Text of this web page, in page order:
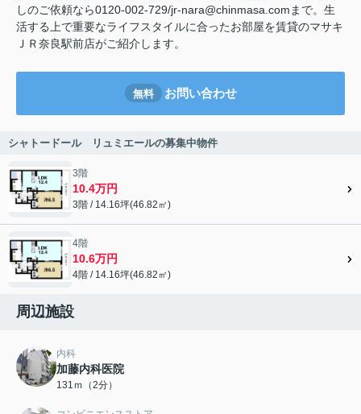
しのご依頼なら0120-002-729/jr-nara@chinmasa.comまで。生
活する上で重要なライフスタイルに合ったお部屋を賃貸のマサキ
ＪＲ奈良駅前店がご紹介します。
無料 お問い合わせ
シャトードール リュミエールの募集中物件
3階
10.4万円
3階 / 14.16坪(46.82㎡)
4階
10.6万円
4階 / 14.16坪(46.82㎡)
周辺施設
内科
加藤内科医院
131ｍ（2分）